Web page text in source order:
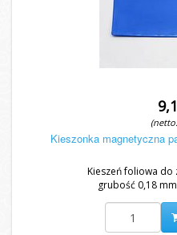
Kieszonka magnetyczna
Kieszeń foliowa do
grubość 0,18